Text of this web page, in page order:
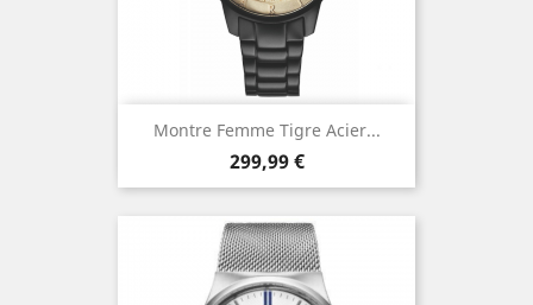
Montre Femme Tigre Acier...
Prix
299,99 €